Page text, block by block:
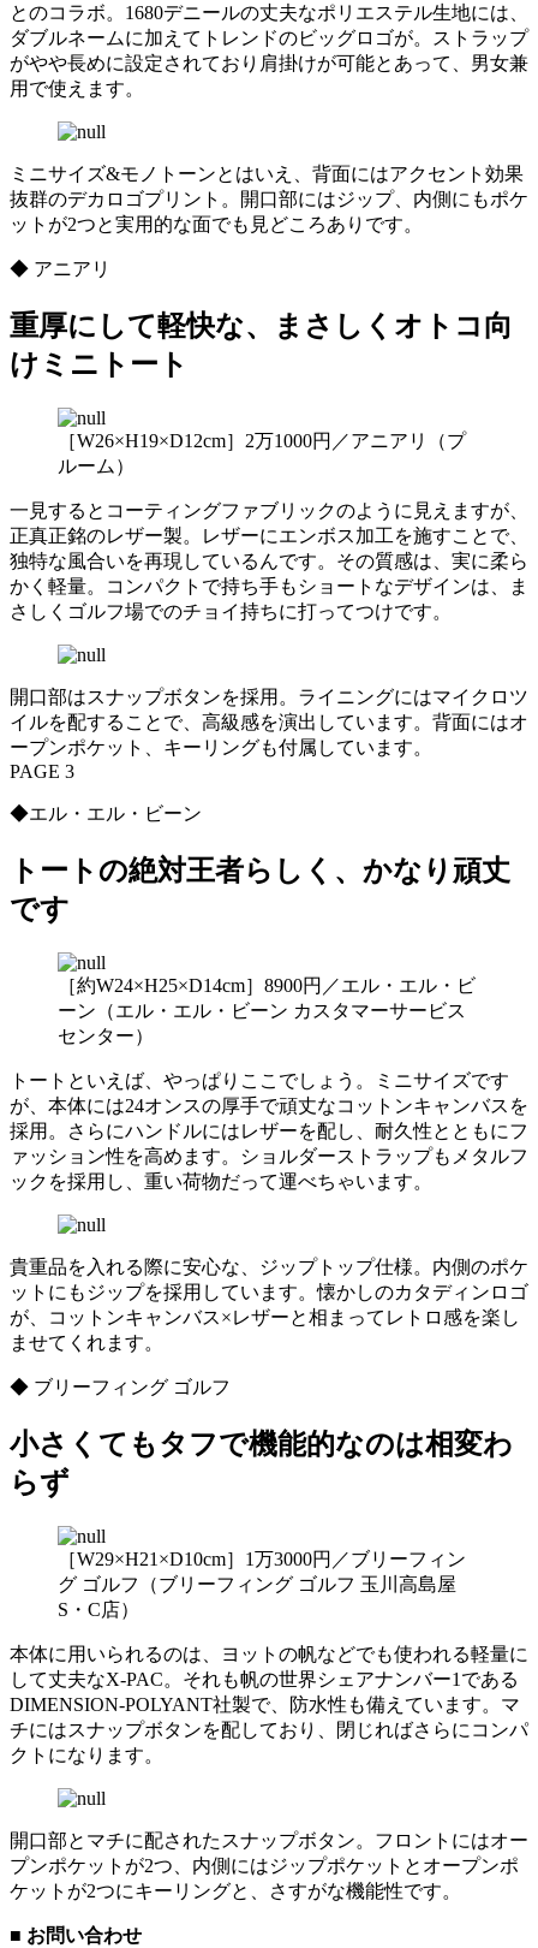
とのコラボ。1680デニールの丈夫なポリエステル生地には、
ダブルネームに加えてトレンドのビッグロゴが。ストラップ
がやや長めに設定されており肩掛けが可能とあって、男女兼
用で使えます。
ミニサイズ&モノトーンとはいえ、背面にはアクセント効果
抜群のデカロゴプリント。開口部にはジップ、内側にもポケ
ットが2つと実用的な面でも見どころありです。
◆ アニアリ
重厚にして軽快な、まさしくオトコ向
けミニトート
［W26×H19×D12cm］2万1000円／アニアリ（プ
ルーム）
一見するとコーティングファブリックのように見えますが、
正真正銘のレザー製。レザーにエンボス加工を施すことで、
独特な風合いを再現しているんです。その質感は、実に柔ら
かく軽量。コンパクトで持ち手もショートなデザインは、ま
さしくゴルフ場でのチョイ持ちに打ってつけです。
開口部はスナップボタンを採用。ライニングにはマイクロツ
イルを配することで、高級感を演出しています。背面にはオ
ープンポケット、キーリングも付属しています。
PAGE 3
◆エル・エル・ビーン
トートの絶対王者らしく、かなり頑丈
です
［約W24×H25×D14cm］8900円／エル・エル・ビ
ーン（エル・エル・ビーン カスタマーサービス
センター）
トートといえば、やっぱりここでしょう。ミニサイズです
が、本体には24オンスの厚手で頑丈なコットンキャンバスを
採用。さらにハンドルにはレザーを配し、耐久性とともにフ
ァッション性を高めます。ショルダーストラップもメタルフ
ックを採用し、重い荷物だって運べちゃいます。
貴重品を入れる際に安心な、ジップトップ仕様。内側のポケ
ットにもジップを採用しています。懐かしのカタディンロゴ
が、コットンキャンバス×レザーと相まってレトロ感を楽し
ませてくれます。
◆ ブリーフィング ゴルフ
小さくてもタフで機能的なのは相変わ
らず
［W29×H21×D10cm］1万3000円／ブリーフィン
グ ゴルフ（ブリーフィング ゴルフ 玉川高島屋
S・C店）
本体に用いられるのは、ヨットの帆などでも使われる軽量に
して丈夫なX-PAC。それも帆の世界シェアナンバー1である
DIMENSION-POLYANT社製で、防水性も備えています。マ
チにはスナップボタンを配しており、閉じればさらにコンパ
クトになります。
開口部とマチに配されたスナップボタン。フロントにはオー
プンポケットが2つ、内側にはジップポケットとオープンポ
ケットが2つにキーリングと、さすがな機能性です。
■ お問い合わせ